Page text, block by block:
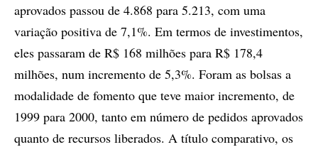
aprovados passou de 4.868 para 5.213, com uma
variação positiva de 7,1%. Em termos de investimentos,
eles passaram de R$ 168 milhões para R$ 178,4
milhões, num incremento de 5,3%. Foram as bolsas a
modalidade de fomento que teve maior incremento, de
1999 para 2000, tanto em número de pedidos aprovados
quanto de recursos liberados. A título comparativo, os